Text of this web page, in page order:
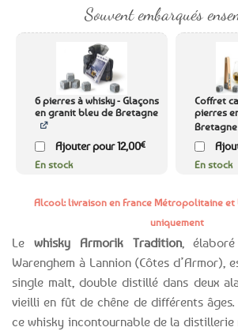
Alcool: livraison en France Métropolitaine et
uniquement
Le whisky Armorik Tradition,
Warenghem à Lannion (Côtes d’Armor),
single malt, double distillé dans deux
vieilli en fût de chêne de différents
ce whisky incontournable de la distillerie
Souvent embarqués
6 pierres à whisky - Glaçons
en granit bleu de Bretagne
Ajouter pour12,00€
En stock
Coffret
pierres
Bretagne
En stock